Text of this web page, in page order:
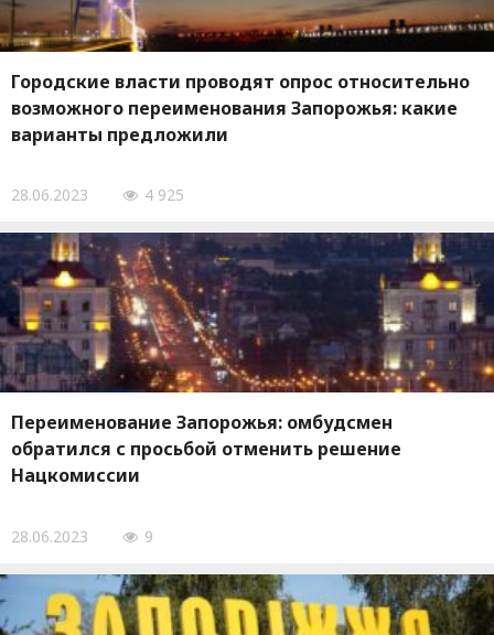
Городские власти проводят опрос относительно
возможного переименования Запорожья: какие
варианты предложили
28.06.2023 4 925
Переименование Запорожья: омбудсмен
обратился с просьбой отменить решение
Нацкомиссии
28.06.2023 9